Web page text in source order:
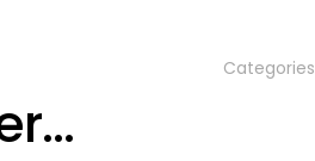
Categories